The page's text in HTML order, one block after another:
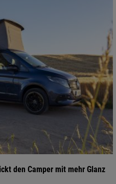
den Camper mit mehr Glanz